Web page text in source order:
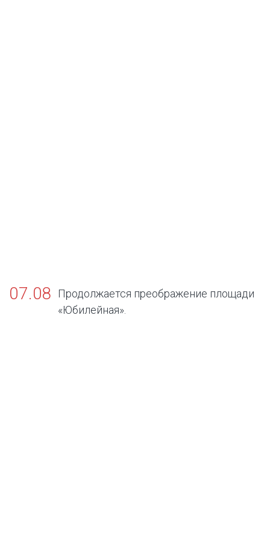
07.08
Продолжается преображение площади
«Юбилейная».